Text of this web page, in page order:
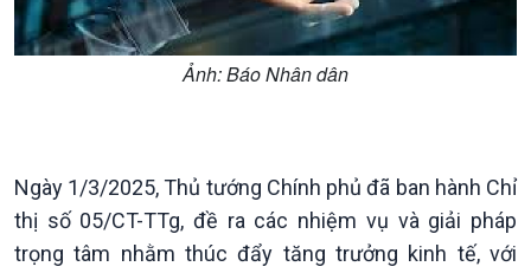
Đảng trong cuộc sống
Nhận diện sự thật
Pháp luật và đời sống
Biên cương - Một dải vững
bền
Ảnh: Báo Nhân dân
Ngày 1/3/2025, Thủ tướng Chính phủ đã ban hành Chỉ
thị số 05/CT-TTg, đề ra các nhiệm vụ và giải pháp
trọng tâm nhằm thúc đẩy tăng trưởng kinh tế, với